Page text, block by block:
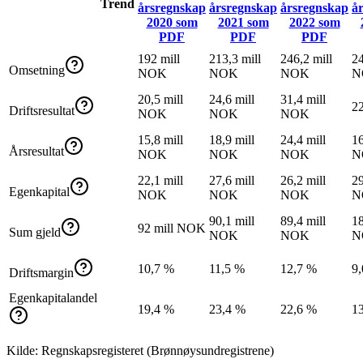
Trend årsregnskap
2020som
PDF
årsregnskap
2021 som
PDF
årsregnskap
2022som
PDF
Omsetning
192 mill
NOK
213,3 mill
NOK
246,2 mill
NOK
Driftsresultat
20,5 mill
NOK
24,6 mill
NOK
31,4 mill
NOK
Årsresultat
15,8 mill
NOK
18,9 mill
NOK
24,4 mill
NOK
Egenkapital
22,1 mill
NOK
27,6 mill
NOK
26,2 mill
NOK
Sum gjeld 92 mill NOK
90,1 mill
NOK
89,4 mill
NOK
Driftsmargin 10,7 % 11,5 % 12,7 %
Egenkapitalandel
19,4 %
23,4 % 22,6 %
Kilde: Regnskapsregisteret (Brønnøysundregistrene)